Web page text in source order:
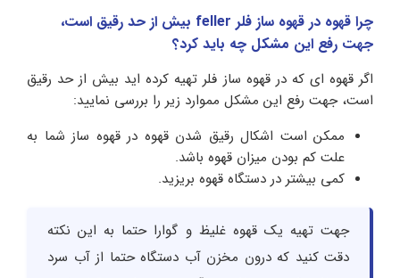
چرا قهوه در قهوه ساز فلر feller بیش از حد رقیق است،
جهت رفع این مشکل چه باید کرد؟
اگر قهوه ای که در قهوه ساز فلر تهیه کرده اید بیش از حد رقیق
است، جهت رفع این مشکل مموارد زیر را بررسی نمایید:
ممکن است اشکال رقیق شدن قهوه در قهوه ساز شما به
علت کم بودن میزان قهوه باشد.
کمی بیشتر در دستگاه قهوه بریزید.
جهت تهیه یک قهوه غلیظ و گوارا حتما به این نکته
دقت کنید که درون مخزن آب دستگاه حتما از آب سرد